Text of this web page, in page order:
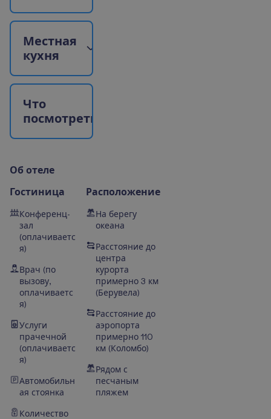
Местная
кухня
Что
посмотреть
Об отеле
Гостиница
Конференц-
зал
(оплачиваетс
я)
Врач (по
вызову,
оплачиваетс
я)
Услуги
прачечной
(оплачиваетс
я)
Автомобильн
ая стоянка
Количество
Расположение
На берегу
океана
Расстояние до
центра
курорта
примерно 3 км
(Берувела)
Расстояние до
аэропорта
примерно 110
км (Коломбо)
Рядом с
песчаным
пляжем